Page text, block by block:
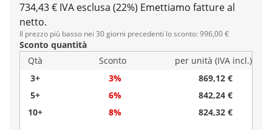
734,43 € IVA esclusa (22%) Emettiamo fatture al
netto.
Il prezzo più basso nei 30 giorni precedenti lo sconto: 996,00 €
Sconto quantità
Qtà
Sconto
per unità (IVA incl.)
3+
3%
869,12 €
5+
6%
842,24 €
10+
8% 824,32 €